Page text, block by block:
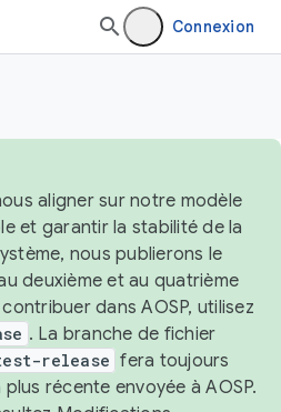
Connexion
aligner sur notre modèle
et garantir la stabilité de la
nous publierons le
deuxième et au quatrième
dans AOSP, utilisez
. La branche de fichier
release fera toujours
récente envoyée à AOSP.